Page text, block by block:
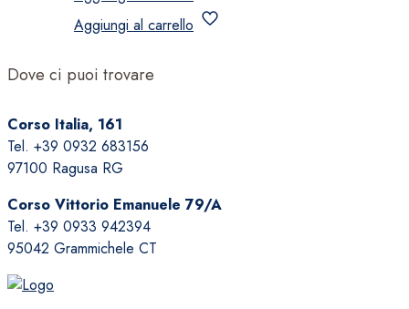
Aggiungi al carrello
Dove ci puoi trovare
Corso Italia, 161
Tel. +39 0932 683156
97100 Ragusa RG
Corso Vittorio Emanuele 79/A
Tel. +39 0933 942394
95042 Grammichele CT